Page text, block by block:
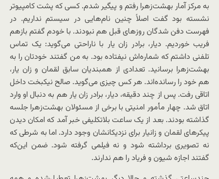
به مرکز آمار بهشت‌زهرا رفتم و پیگیر شدم. کسی که پشت کامپیوتر
نشسته بود گفت اصلاً چنین نام‌هایی در سیستم نداریم. در
فهرست دفن شدگان روزهای قبل هم نبودند. با خودم گفتم بازهم
فریب خوردیم. دیار، برادر زان یار با ناراحتی می‌گوید: یک تماس
تلفنی داشتم که شماره‌اش نیفتاده بود. به من گفتند خودتان را به
بهشت‌زهرا برسانید. تعدادی از همبندیان سابق لقمان و زان یار،
هم خود را رسانده‌اند. هر کس چیزی می‌گوید. صالح نیکبخت داخل
اتاقی رفت. پس از چند دقیقه، دیار، برادر زان یار هم به دنبال او وارد
اتاق شد. چهار مأمور امنیتی با برخی از مسئولان بهشت‌زهرا جلسه
گذاشته بودند. بعد از یک ساعت بلاتکلیفی خبر آمد که امکان دیدن
پیکرهای لقمان و زانیار برای نزدیکانشان وجود دارد. اما به شرطی که
نه تصویری برداشته شود و نه فیلمی گرفته شود. ضمن این‌که
گفتند اجازه شیون و فریاد را هم ندارند.